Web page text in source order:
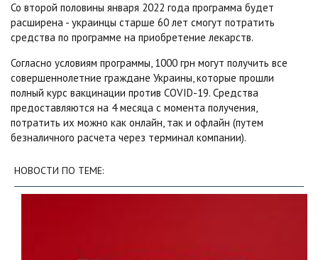
Со второй половины января 2022 года программа будет
расширена - украинцы старше 60 лет смогут потратить
средства по программе на приобретение лекарств.
Согласно условиям программы, 1000 грн могут получить все
совершеннолетние граждане Украины, которые прошли
полный курс вакцинации против COVID-19. Средства
предоставляются на 4 месяца с момента получения,
потратить их можно как онлайн, так и офлайн (путем
безналичного расчета через терминал компании).
НОВОСТИ ПО ТЕМЕ: